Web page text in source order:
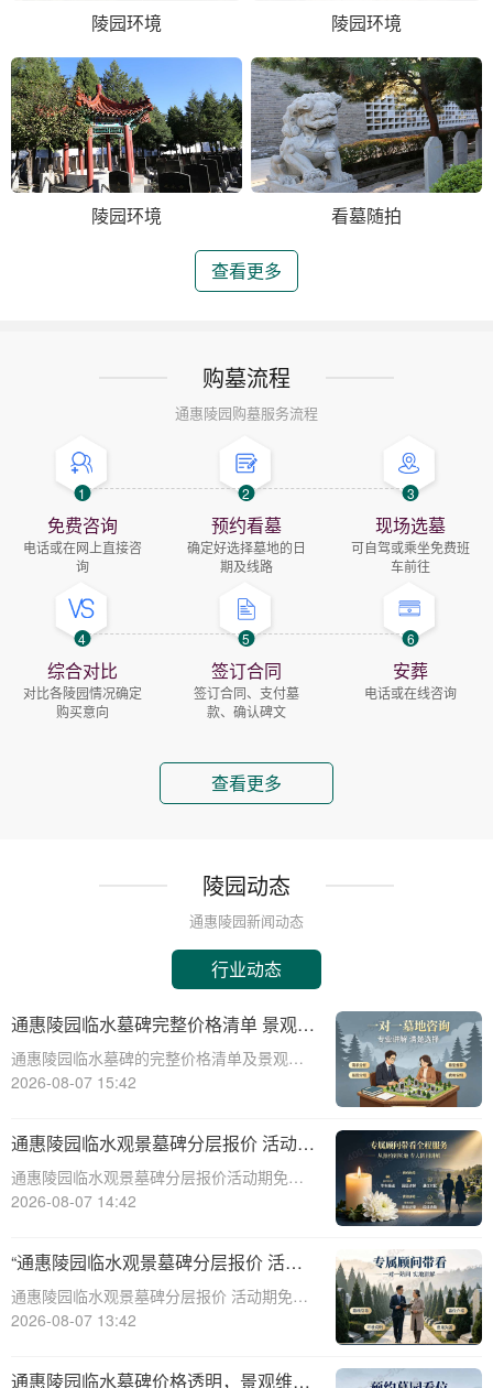
陵园环境 陵园环境
陵园环境 看墓随拍
查看更多
购墓流程
通惠陵园购墓服务流程
1
免费咨询
电话或在网上直接咨
询
2
预约看墓
确定好选择墓地的日
期及线路
3
现场选墓
可自驾或乘坐免费班
车前往
4
综合对比
对比各陵园情况确定
购买意向
5
签订合同
签订合同、支付墓
款、确认碑文
6
安葬
电话或在线咨询
查看更多
陵园动态
通惠陵园新闻动态
行业动态
通惠陵园临水墓碑完整价格清单 景观维
护费用园区全额承担详解
通惠陵园临水墓碑的完整价格清单及景观维
护费用承担详解☎ 通惠陵园电话:400-838-
服务机构，提供多种类型的墓碑选择，其中
临水墓碑因其独特的景观效果和宁
2026-08-07 15:42
通惠陵园临水观景墓碑分层报价 活动期
免费定制碑文图案详解
通惠陵园临水观景墓碑分层报价活动期免费
定制碑文图案详解☎ 通惠陵园电话:400-838-
静的纪念地，一直以其独特的自然风光和人
文氛围吸引着众多家庭的关注。在
2026-08-07 14:42
“通惠陵园临水观景墓碑分层报价 活动
期免费定制碑文图案 详解”
通惠陵园临水观景墓碑分层报价 活动期免费
定制碑文图案 详解☎ 通惠陵园电话:400-
方式越来越注重个性化与情感表达。通惠陵
2026-08-07 13:42
通惠陵园临水墓碑价格透明，景观维护